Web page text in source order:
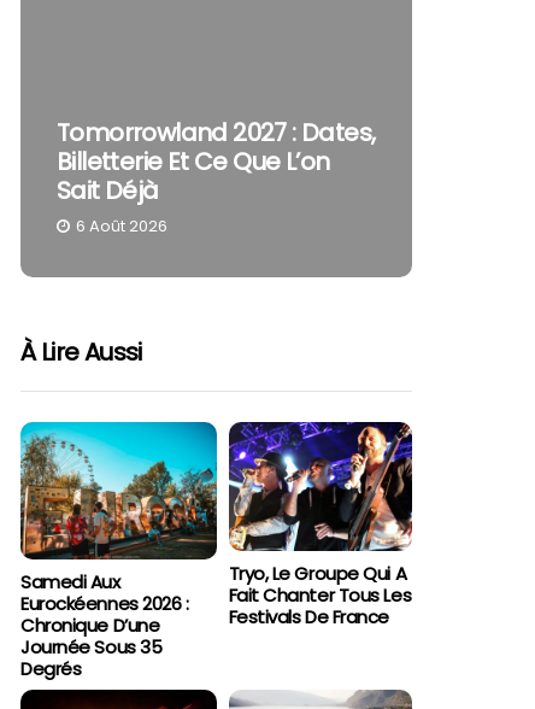
Tomorrowland 2027 : Dates,
Billetterie Et Ce Que L’on
Sait Déjà
6 Août 2026
À Lire Aussi
Samedi Aux
Eurockéennes 2026 :
Chronique D’une
Journée Sous 35
Degrés
Tryo, Le Groupe Qui A
Fait Chanter Tous Les
Festivals De France